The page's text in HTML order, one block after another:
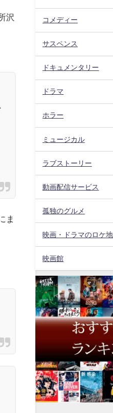
沢
ま
コメディー
サスペンス
ドキュメンタリー
ドラマ
ホラー
ミュージカル
ラブストーリー
動画配信サービス
孤独のグルメ
映画・ドラマのロケ地
映画館